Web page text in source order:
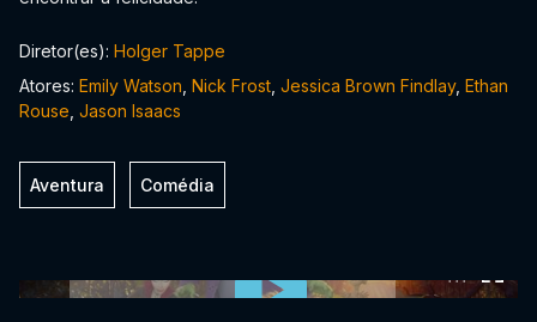
Diretor(es): Holger Tappe
Atores: Emily Watson Nick Frost Jessica Brown Findlay, Ethan
Rouse Jason Isaacs
Aventura Comédia